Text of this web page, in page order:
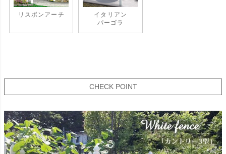
リスボンアーチ
イタリアン
パーゴラ
CHECK POINT